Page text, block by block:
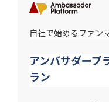
自社で始めるファン
アンバサダープ
ラン